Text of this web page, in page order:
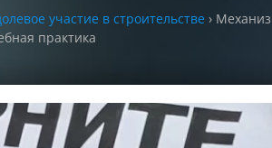
участие в строительстве ›
практика